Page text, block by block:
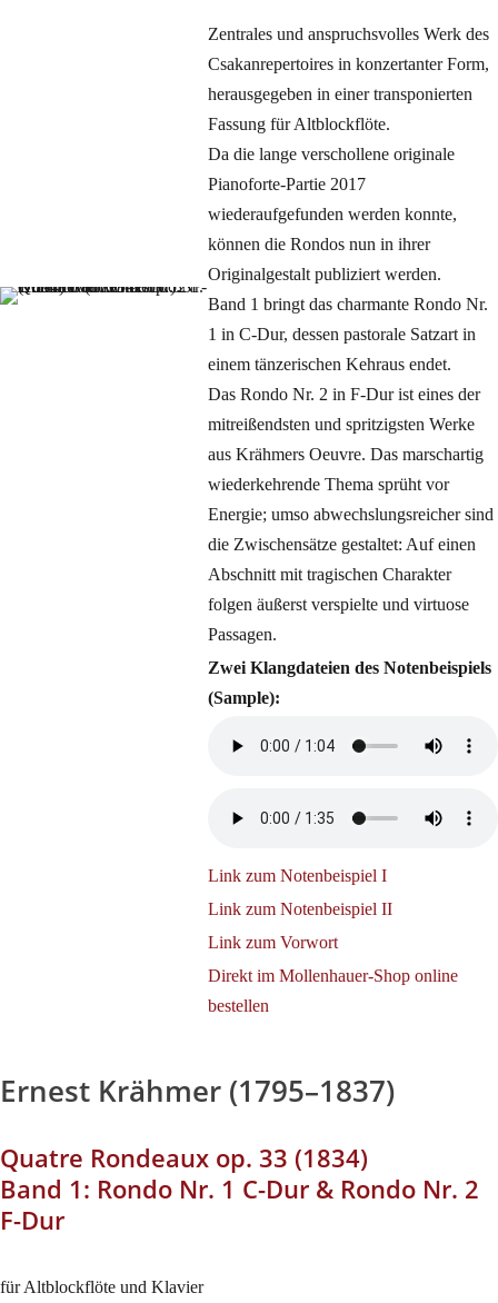
Zentrales und anspruchsvolles Werk des
Csakanrepertoires in konzertanter Form,
herausgegeben in einer transponierten
Fassung für Altblockflöte.
Da die lange verschollene originale
Pianoforte-Partie 2017
wiederaufgefunden werden konnte,
können die Rondos nun in ihrer
Originalgestalt publiziert werden.
Band 1 bringt das charmante Rondo Nr.
1 in C-Dur, dessen pastorale Satzart in
einem tänzerischen Kehraus endet.
Das Rondo Nr. 2 in F-Dur ist eines der
mitreißendsten und spritzigsten Werke
aus Krähmers Oeuvre. Das marschartig
wiederkehrende Thema sprüht vor
Energie; umso abwechslungsreicher sind
die Zwischensätze gestaltet: Auf einen
Abschnitt mit tragischen Charakter
folgen äußerst verspielte und virtuose
Passagen.
Zwei Klangdateien des Notenbeispiels
(Sample):
Link zum Notenbeispiel I
Link zum Notenbeispiel II
Link zum Vorwort
Direkt im Mollenhauer-Shop online
bestellen
Ernest Krähmer (1795–1837)
Quatre Rondeaux op. 33 (1834)
Band 1: Rondo Nr. 1 C-Dur & Rondo Nr. 2
F-Dur
für Altblockflöte und Klavier